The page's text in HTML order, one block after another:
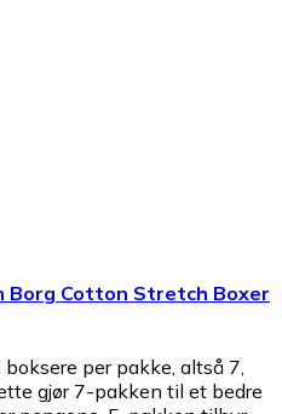
Borg Cotton Stretch Boxer
per pakke, altså 7,
gjør 7-pakken til et bedre